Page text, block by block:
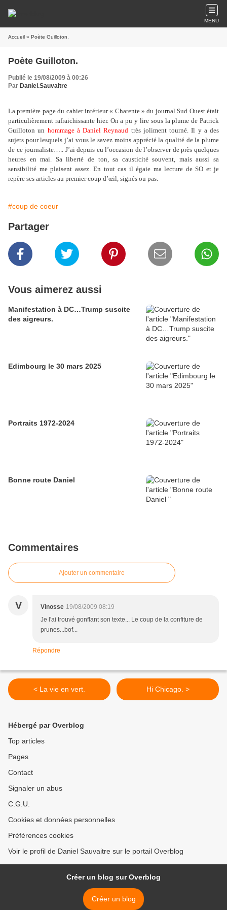
MENU
Accueil » Poète Guilloton.
Poète Guilloton.
Publié le 19/08/2009 à 00:26
Par Daniel.Sauvaitre
La première page du cahier intérieur « Charente » du journal Sud Ouest était
particulièrement rafraichissante hier. On a pu y lire sous la plume de Patrick
Guilloton un hommage à Daniel Reynaud très joliment tourné. Il y a des
sujets pour lesquels j’ai vous le savez moins apprécié la qualité de la plume
de ce journaliste….. J’ai depuis eu l’occasion de l’observer de près quelques
heures en mai. Sa liberté de ton, sa causticité souvent, mais aussi sa
sensibilité me plaisent assez. En tout cas il égaie ma lecture de SO et je
repère ses articles au premier coup d’œil, signés ou pas.
#coup de coeur
Partager
Vous aimerez aussi
Manifestation à DC…Trump suscite
des aigreurs.
Edimbourg le 30 mars 2025
Portraits 1972-2024
Bonne route Daniel
Commentaires
Ajouter un commentaire
V Vinosse 19/08/2009 08:19
Je l'ai trouvé gonflant son texte... Le coup de la confiture de
prunes...bof...
Répondre
< La vie en vert. Hi Chicago. >
Hébergé par Overblog
Top articles
Pages
Contact
Signaler un abus
C.G.U.
Cookies et données personnelles
Préférences cookies
Voir le profil de Daniel Sauvaitre sur le portail Overblog
Créer un blog sur Overblog
Créer un blog